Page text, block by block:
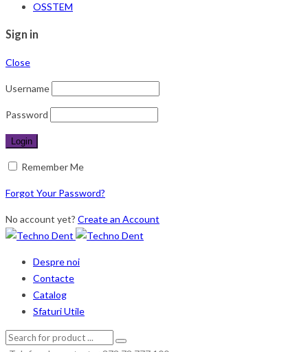
OSSTEM
Sign in
Close
Username
Password
Remember Me
Forgot Your Password?
No account yet? Create an Account
Despre noi
Contacte
Catalog
Sfaturi Utile